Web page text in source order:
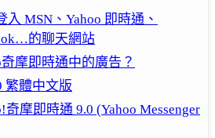
入 MSN、Yahoo 即時通、
的聊天網站
摩即時通中的廣告？
繁體中文版
奇摩即時通 9.0 (Yahoo Messenger